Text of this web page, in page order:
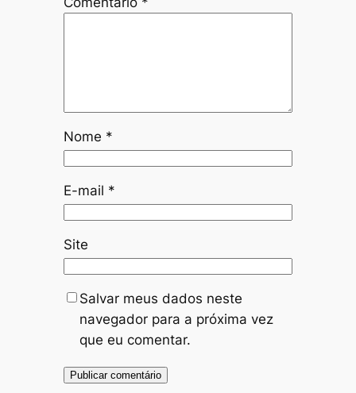
Nome *
E-mail *
Site
Salvar meus dados neste
navegador para a próxima vez
que eu comentar.